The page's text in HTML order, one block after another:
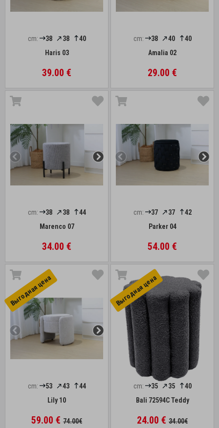
cm: 38 38
40
Haris 03
39.00 €
cm: 38 40
40
Amalia 02
29.00 €
cm: 38 38
44
Marenco 07
34.00 €
cm: 37 37
42
Parker 04
54.00 €
Выгоднaя цена
cm: 53 43
44
Lily 10
59.00 € 74.00€
Выгоднaя цена
cm: 35 35
40
Bali 72594C Teddy
24.00 € 34.00€